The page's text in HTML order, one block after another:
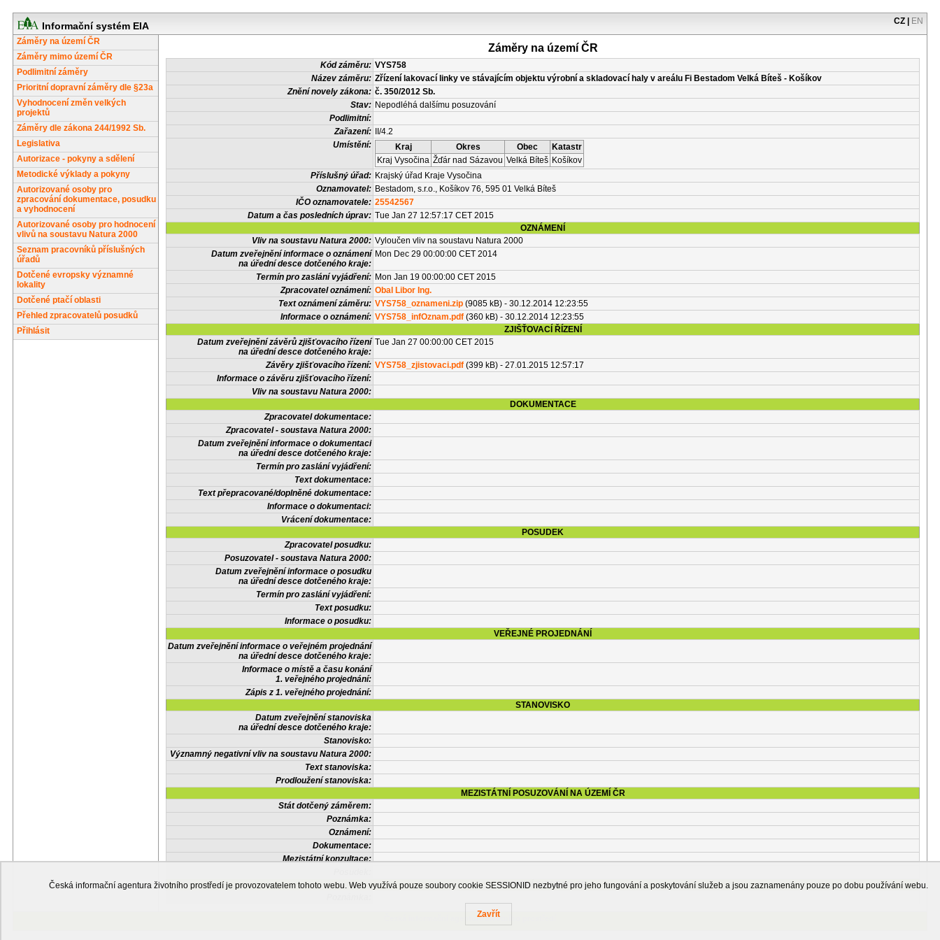
Informační systém EIA CZ EN
Záměry na území ČR
Záměry mimo území ČR
Podlimitní záměry
Prioritní dopravní záměry dle §23a
Vyhodnocení změn velkých
projektů
Záměry dle zákona 244/1992 Sb.
Legislativa
Autorizace - pokyny a sdělení
Metodické výklady a pokyny
Autorizované osoby pro
zpracování dokumentace, posudku
a vyhodnocení
Autorizované osoby pro hodnocení
vlivů na soustavu Natura 2000
Seznam pracovníků příslušných
úřadů
Dotčené evropsky významné
lokality
Dotčené ptačí oblasti
Přehled zpracovatelů posudků
Přihlásit
Záměry na území ČR
Kód záměru: VYS758
Název záměru: Zřízení lakovací linky ve stávajícím objektu výrobní a skladovací haly v areálu Fi Bestadom Velká Bíteš - Košíkov
Znění novely zákona: č. 350/2012 Sb.
Stav: Nepodléhá dalšímu posuzování
Podlimitní:
Zařazení:
II/4.2
Umístění:
Kraj Okres Obec
Katastr
Kraj Vysočina Žďár nad Sázavou Velká Bíteš Košíkov
Příslušný úřad: Krajský úřad Kraje Vysočina
Oznamovatel: Bestadom, s.r.o., Košíkov 76, 595 01 Velká Bíteš
IČO oznamovatele: 25542567
Datum a čas posledních úprav: Tue Jan 27 12:57:17 CET 2015
OZNÁMENÍ
Vliv na soustavu Natura 2000: Vyloučen vliv na soustavu Natura 2000
Datum zveřejnění informace o oznámení
na úřední desce dotčeného kraje:
Mon Dec 29 00:00:00 CET 2014
Termín pro zaslání vyjádření: Mon Jan 19 00:00:00 CET 2015
Zpracovatel oznámení: Obal Libor Ing.
Text oznámení záměru: VYS758_oznameni.zip (9085 kB) - 30.12.2014 12:23:55
Informace o oznámení: VYS758_infOznam.pdf (360 kB) - 30.12.2014 12:23:55
ZJIŠŤOVACÍ ŘÍZENÍ
Datum zveřejnění závěrů zjišťovacího řízení
na úřední desce dotčeného kraje:
Tue Jan 27 00:00:00 CET 2015
Závěry zjišťovacího řízení: VYS758_zjistovaci.pdf (399 kB) - 27.01.2015 12:57:17
Informace o závěru zjišťovacího řízení:
Vliv na soustavu Natura 2000:
DOKUMENTACE
Zpracovatel dokumentace:
Zpracovatel - soustava Natura 2000:
Datum zveřejnění informace o dokumentaci
na úřední desce dotčeného kraje:
Termín pro zaslání vyjádření:
Text dokumentace:
Text přepracované/doplněné dokumentace:
Informace o dokumentaci:
Vrácení dokumentace:
POSUDEK
Zpracovatel posudku:
Posuzovatel - soustava Natura 2000:
Datum zveřejnění informace o posudku
na úřední desce dotčeného kraje:
Termín pro zaslání vyjádření:
Text posudku:
Informace o posudku:
VEŘEJNÉ PROJEDNÁNÍ
Datum zveřejnění informace o veřejném projednání
na úřední desce dotčeného kraje:
Informace o místě a času konání
1. veřejného projednání:
Zápis z 1. veřejného projednání:
STANOVISKO
Datum zveřejnění stanoviska
na úřední desce dotčeného kraje:
Stanovisko:
Významný negativní vliv na soustavu Natura 2000:
Text stanoviska:
Prodloužení stanoviska:
MEZISTÁTNÍ POSUZOVÁNÍ NA ÚZEMÍ ČR
Stát dotčený záměrem:
Poznámka:
Oznámení:
Dokumentace:
Mezistátní konzultace:
OSTATNÍ INFORMACE
Česká informační agentura životního prostředí
Česká informační agentura životního prostředí je provozovatelem tohoto webu. Web využívá pouze soubory cookie SESSIONID nezbytné pro jeho fungování a poskytování služeb a jsou zaznamenány pouze po dobu používání webu.
Zavřít